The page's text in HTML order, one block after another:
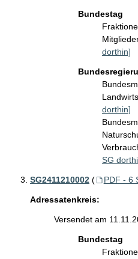
Bundestag
dorthin]
dorthin]
SG
SG2411210002 ( PDF - 6
Adressatenkreis:
Versendet am
Bundestag